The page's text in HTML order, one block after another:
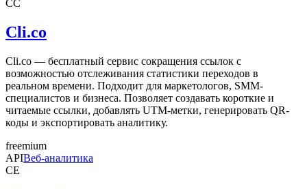
CC
Cli.co
Cli.co — бесплатный сервис сокращения ссылок с
возможностью отслеживания статистики переходов в
реальном времени. Подходит для маркетологов, SMM-
специалистов и бизнеса. Позволяет создавать короткие и
читаемые ссылки, добавлять UTM-метки, генерировать QR-
коды и экспортировать аналитику.
freemium
APIВеб-аналитика
CE